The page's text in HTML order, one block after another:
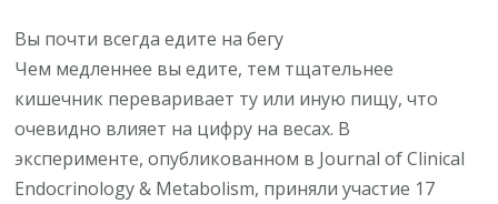
Вы почти всегда едите на бегу
Чем медленнее вы едите, тем тщательнее
кишечник переваривает ту или иную пищу, что
очевидно влияет на цифру на весах. В
эксперименте, опубликованном в Journal of Clinical
Endocrinology & Metabolism, приняли участие 17